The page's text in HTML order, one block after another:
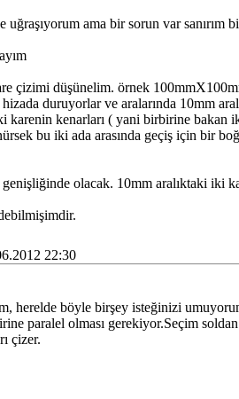
uğraşıyorum ama bir sorun var sanırım
çizimi düşünelim. örnek
duruyorlar ve aralarında 10mm
karenin kenarları ( yani birbirine bakan
bu iki ada arasında geçiş için bir
olacak. 10mm aralıktaki iki
22:30
herelde böyle birşey isteğinizi
paralel olması gerekiyor.Seçim
çizer.